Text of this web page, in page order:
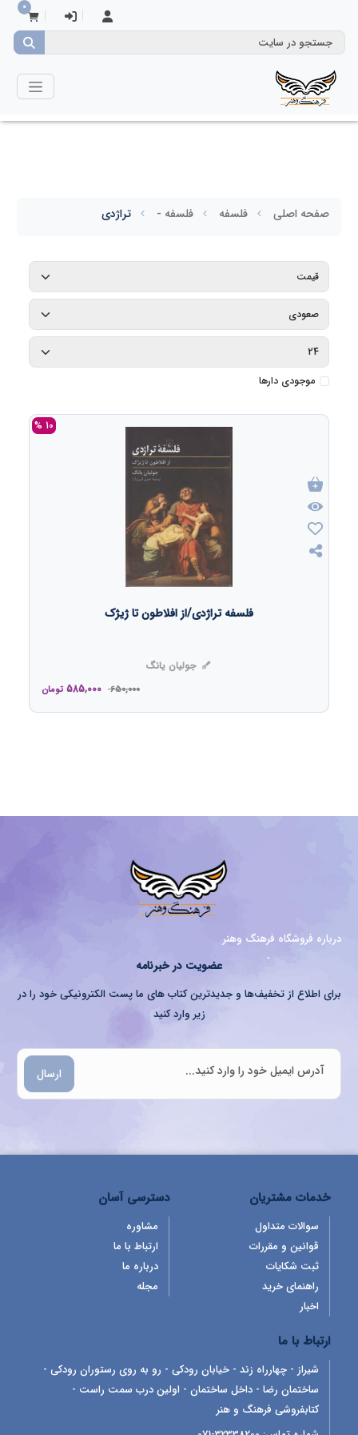
0
صفحه اصلی فلسفه فلسفه - تراژدی
موجودی دارها
10 %
فلسفه تراژدی/از افلاطون تا ژیژک
جولیان یانگ
650,000
585,000 تومان
درباره فروشگاه فرهنگ وهنر
عضویت در خبرنامه
برای اطلاع از تخفیف‌ها و جدیدترین کتاب های ما پست الکترونیکی خود را در
زیر وارد کنید
ارسال
خدمات مشتریان
سوالات متداول
قوانین و مقررات
ثبت شکایات
راهنمای خرید
اخبار
دسترسی آسان
مشاوره
ارتباط با ما
درباره ما
مجله
ارتباط با ما
شیراز - چهارراه زند - خیابان رودکی - رو به روی رستوران رودکی -
ساختمان رضا - داخل ساختمان - اولین درب سمت راست -
کتابفروشی فرهنگ و هنر